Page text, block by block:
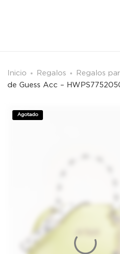
Inicio Regalos Regalos
de Guess Acc –
Agotado